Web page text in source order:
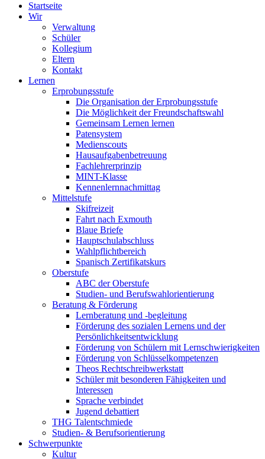
Startseite
Wir
Verwaltung
Schüler
Kollegium
Eltern
Kontakt
Lernen
Erprobungsstufe
Die Organisation der Erprobungsstufe
Die Möglichkeit der Freundschaftswahl
Gemeinsam Lernen lernen
Patensystem
Medienscouts
Hausaufgabenbetreuung
Fachlehrerprinzip
MINT-Klasse
Kennenlernnachmittag
Mittelstufe
Skifreizeit
Fahrt nach Exmouth
Blaue Briefe
Hauptschulabschluss
Wahlpflichtbereich
Spanisch Zertifikatskurs
Oberstufe
ABC der Oberstufe
Studien- und Berufswahlorientierung
Beratung & Förderung
Lernberatung und -begleitung
Förderung des sozialen Lernens und der
Persönlichkeitsentwicklung
Förderung von Schülern mit Lernschwierigkeiten
Förderung von Schlüsselkompetenzen
Theos Rechtschreibwerkstatt
Schüler mit besonderen Fähigkeiten und
Interessen
Sprache verbindet
Jugend debattiert
THG Talentschmiede
Studien- & Berufsorientierung
Schwerpunkte
Kultur